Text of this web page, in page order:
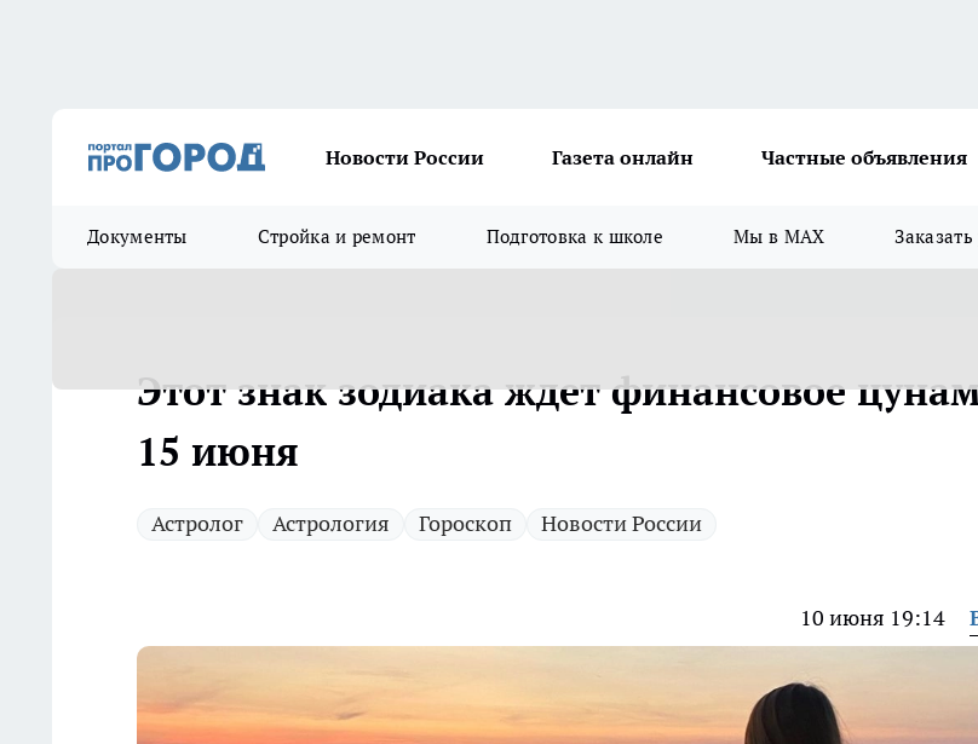
Новости России Газета онлайн Частные объявления
Документы Стройка и ремонт Подготовка к школе Мы в MAX
Этот знак зодиака ждет финансовое
15 июня
Астролог Астрология Гороскоп Новости России
10 июня 19:14